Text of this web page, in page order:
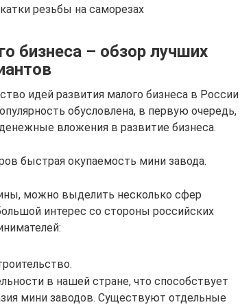
резьбы на саморезах
бизнеса – обзор лучших
идей развития малого бизнеса в России
обусловлена, в первую очередь,
вложения в развитие бизнеса.
быстрая окупаемость мини завода.
можно выделить несколько сфер
интерес со стороны российских
в нашей стране, что способствует
мини заводов. Существуют отдельные